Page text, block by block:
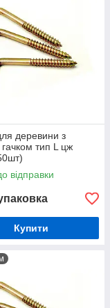
деревини з
тип L цж
відправки
Купити